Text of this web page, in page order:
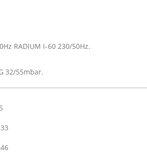
RADIUM I-60 230/50Hz.
32/55mbar.